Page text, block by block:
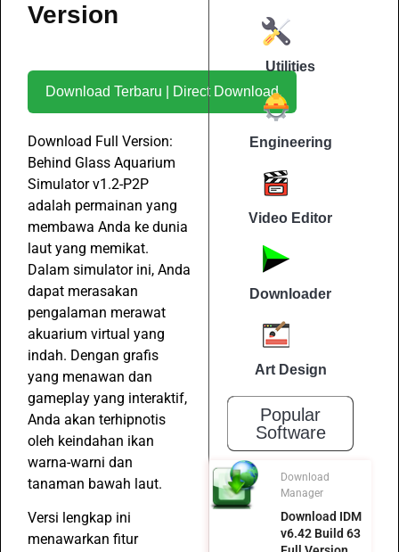
Version
Download Terbaru | Direct Download
Download Full Version:
Behind Glass Aquarium
Simulator v1.2-P2P
adalah permainan yang
membawa Anda ke dunia
laut yang memikat.
Dalam simulator ini, Anda
dapat merasakan
pengalaman merawat
akuarium virtual yang
indah. Dengan grafis
yang menawan dan
gameplay yang interaktif,
Anda akan terhipnotis
oleh keindahan ikan
warna-warni dan
tanaman bawah laut.
Versi lengkap ini
menawarkan fitur
Utilities
Engineering
Video Editor
Downloader
Art Design
Popular
Software
Download
Manager
Download IDM
v6.42 Build 63